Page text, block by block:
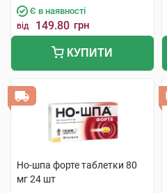
Є в наявності
від 149.80 грн
КУПИТИ
Но-шпа форте таблетки 80
мг 24 шт